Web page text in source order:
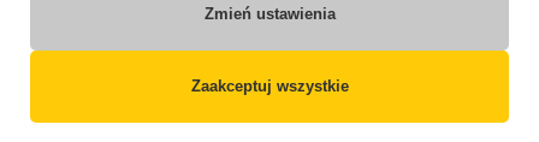
Zmień ustawienia
Zaakceptuj wszystkie
(część opcji mogła zostać ukryta przez wybrany sposób filtrowania)